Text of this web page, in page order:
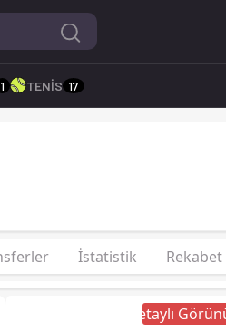
Lig'de 4. sırada, 21 puan.
1 TENİS 17
İstatistik Rekabet
Detaylı